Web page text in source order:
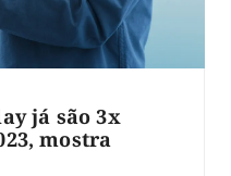
já são 3x
mostra